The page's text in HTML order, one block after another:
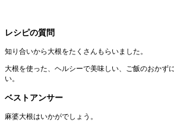
レシピの質問
知り合いから大根をたくさんもらいました。
大根を使った、ヘルシーで美味しい、ご飯のおかず
い。
ベストアンサー
麻婆大根はいかがでしょう。